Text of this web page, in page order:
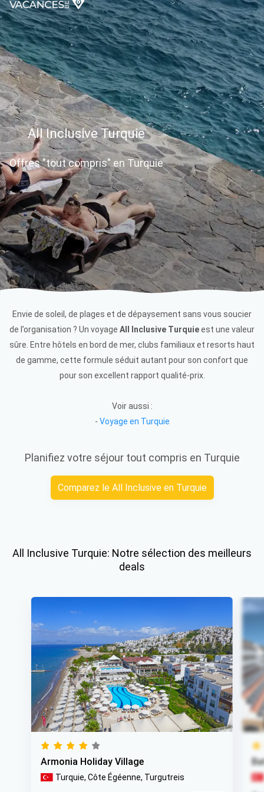
All Inclusive Turquie
Offres "tout compris" en Turquie
Envie de soleil, de plages et de dépaysement sans vous soucier
de l’organisation ? Un voyage All Inclusive Turquieest une valeur
sûre. Entre hôtels en bord de mer, clubs familiaux et resorts haut
de gamme, cette formule séduit autant pour son confort que
pour son excellent rapport qualité-prix.
Voir aussi :
- Voyage en Turquie
Planifiez votre séjour tout compris en Turquie
Comparez le All Inclusive en Turquie
All Inclusive Turquie: Notre sélection des meilleurs
deals
Armonia Holiday Village
Turquie, Côte Égéenne, Turgutreis